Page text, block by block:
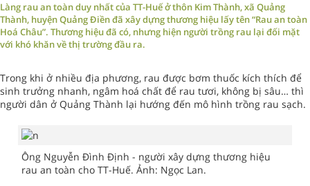
Làng rau an toàn duy nhất của TT-Huế ở thôn Kim Thành, xã Quảng
Thành, huyện Quảng Điền đã xây dựng thương hiệu lấy tên “Rau an toàn
Hoá Châu”. Thương hiệu đã có, nhưng hiện người trồng rau lại đối mặt
với khó khăn về thị trường đầu ra.
Trong khi ở nhiều địa phương, rau được bơm thuốc kích thích để
sinh trưởng nhanh, ngâm hoá chất để rau tươi, không bị sâu… thì
người dân ở Quảng Thành lại hướng đến mô hình trồng rau sạch.
Ông Nguyễn Đình Định - người xây dựng thương hiệu
rau an toàn cho TT-Huế. Ảnh: Ngọc Lan.